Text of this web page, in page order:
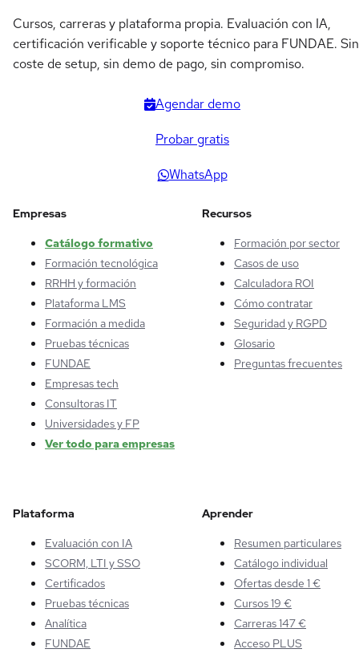
Cursos, carreras y plataforma propia. Evaluación con IA,
certificación verificable y soporte técnico para FUNDAE. Sin
coste de setup, sin demo de pago, sin compromiso.
Agendar demo
Probar gratis
WhatsApp
Empresas
Catálogo formativo
Formación tecnológica
RRHH y formación
Plataforma LMS
Formación a medida
Pruebas técnicas
FUNDAE
Empresas tech
Consultoras IT
Universidades y FP
Ver todo para empresas
Recursos
Formación por sector
Casos de uso
Calculadora ROI
Cómo contratar
Seguridad y RGPD
Glosario
Preguntas frecuentes
Plataforma
Evaluación con IA
SCORM, LTI y SSO
Certificados
Pruebas técnicas
Analítica
FUNDAE
Aprender
Resumen particulares
Catálogo individual
Ofertas desde 1 €
Cursos 19 €
Carreras 147 €
Acceso PLUS